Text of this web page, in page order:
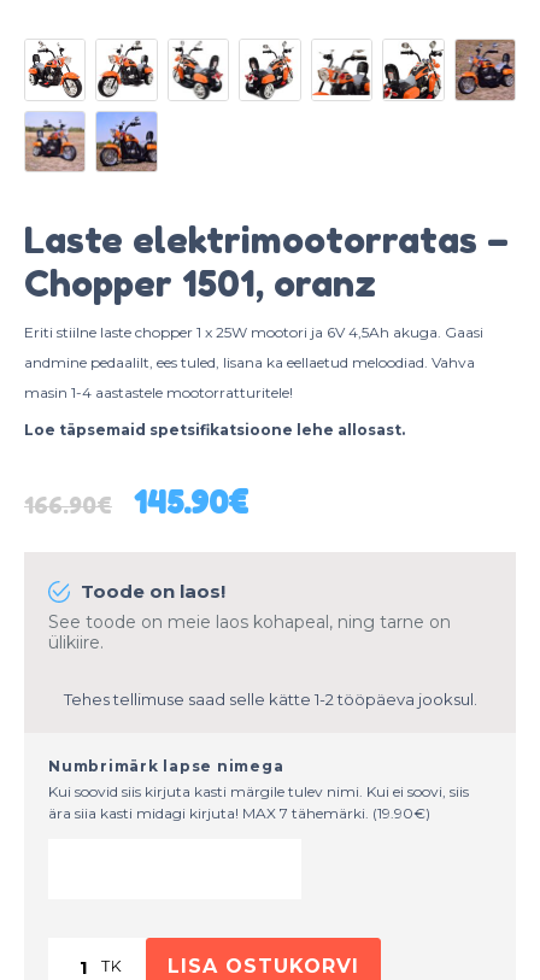
Laste elektrimootorratas –
Chopper 1501, oranz
Eriti stiilne laste chopper 1 x 25W mootori ja 6V 4,5Ah akuga. Gaasi
andmine pedaalilt, ees tuled, lisana ka eellaetud meloodiad. Vahva
masin 1-4 aastastele mootorratturitele!
Loe täpsemaid spetsifikatsioone lehe allosast.
166.90€ Algne
hind
166.90€.
145.90€Current
price
Numbrimärk lapse nimega
Kui soovid siis kirjuta kasti märgile tulev nimi. Kui ei soovi, siis
ära siia kasti midagi kirjuta! MAX 7 tähemärki. (19.90€)
LISA OSTUKORVI
Toode on laos!
See toode on meie laos kohapeal, ning tarne on
ülikiire.
Tehes tellimuse saad selle kätte 1-2 tööpäeva jooksul.